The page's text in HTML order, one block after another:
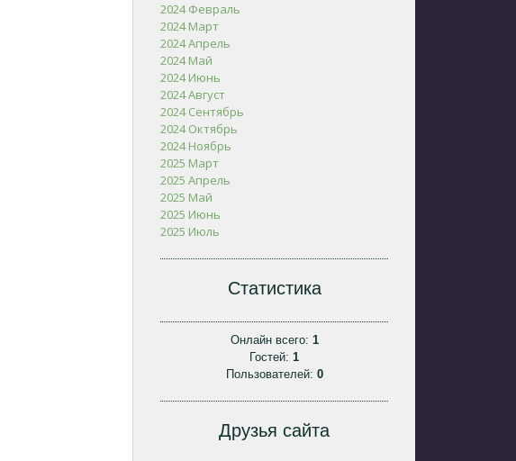
2024 Февраль
2024 Март
2024 Апрель
2024 Май
2024 Июнь
2024 Август
2024 Сентябрь
2024 Октябрь
2024 Ноябрь
2025 Март
2025 Апрель
2025 Май
2025 Июнь
2025 Июль
Статистика
Онлайн всего: 1
Гостей:1
Пользователей: 0
Друзья сайта